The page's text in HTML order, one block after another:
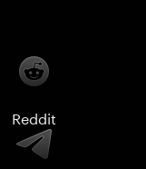
Reddit